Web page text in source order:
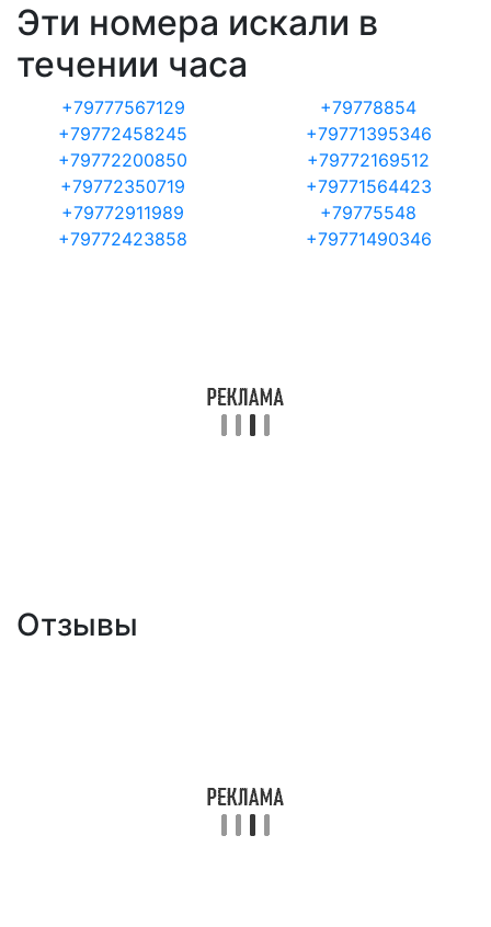
Эти номера искали в
течении часа
+79777567129
+79778854
+79772458245
+79771395346
+79772200850
+79772169512
+79772350719
+79771564423
+79772911989
+79775548
+79772423858
+79771490346
Отзывы